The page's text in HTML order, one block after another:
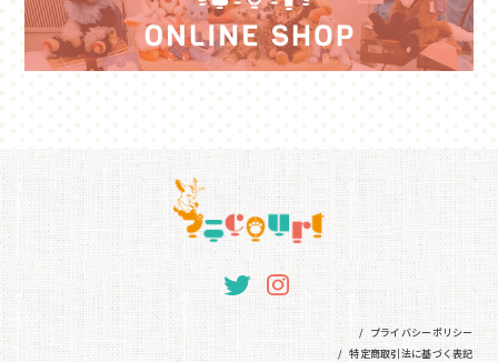
プライバシーポリシー
特定商取引法に基づく表記